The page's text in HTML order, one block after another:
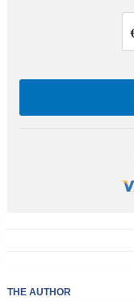
THE AUTHOR